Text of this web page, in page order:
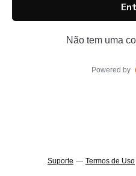
Não tem uma
Powered by
Suporte — Termos de Uso